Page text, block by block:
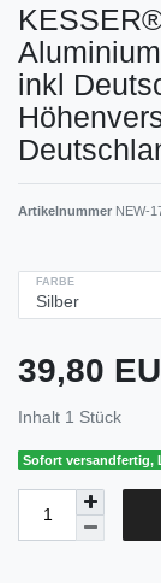
inkl
Artikelnummer NEW-
FARBE
39,80
Inhalt 1 Stück
Sofort versandfertig,